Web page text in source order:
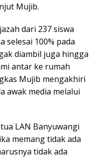
Mujib.
dari 237 siswa
selesai 100% pada
diambil juga hingga
antar ke rumah
Mujib mengakhiri
awak media melalui
LAN Banyuwangi
memang tidak ada
tidak ada